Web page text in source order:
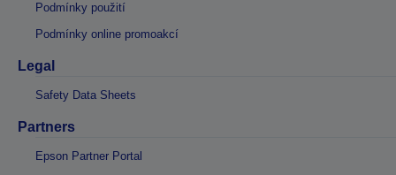
Podmínky použití
Podmínky online promoakcí
Legal
Safety Data Sheets
Partners
Epson Partner Portal